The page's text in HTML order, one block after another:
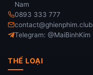
Nam
0893 333 777
contact@ghienphim.club
Telegram: @MaiBinhKim
THỂ LOẠI